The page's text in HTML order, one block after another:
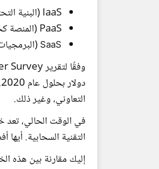
IaaS (البنية التحتية كخدمة
PaaS (المنصة كخدمة
SaaS
دولار بحلول عام 2020. تُستخدم التكنولوجيا السحابية لعمل النسخ الاحتياطية (
التعاوني، وغير ذلك.
التقنية السحابية.
إليك مقارنة بين هذه